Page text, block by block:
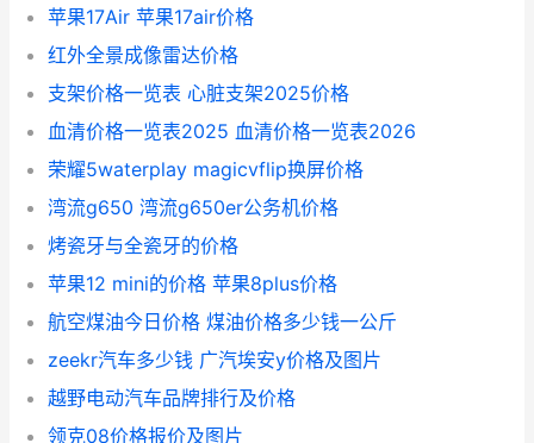
苹果17Air 苹果17air价格
红外全景成像雷达价格
支架价格一览表 心脏支架2025价格
血清价格一览表2025 血清价格一览表2026
荣耀5waterplay magicvflip换屏价格
湾流g650 湾流g650er公务机价格
烤瓷牙与全瓷牙的价格
苹果12 mini的价格 苹果8plus价格
航空煤油今日价格 煤油价格多少钱一公斤
zeekr汽车多少钱 广汽埃安y价格及图片
越野电动汽车品牌排行及价格
领克08价格报价及图片